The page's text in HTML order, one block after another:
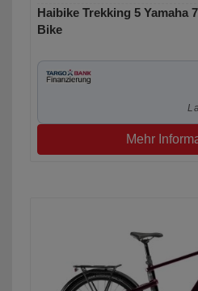
Haibike Trekking 5 Yamaha
Bike
Mehr